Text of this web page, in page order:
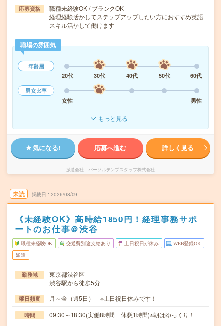
応募資格
職種未経験OK / ブランクOK
経理経験活かしてステップアップしたい方におすすめ英語
スキル活かして働けます
職場の雰囲気
年齢層
20代
30代 40代 50代
60代
男女比率
女性
男性
もっと見る
気になる! 応募へ進む 詳しく見る
派遣会社 パーソルテンプスタッフ株式会社
未読 掲載日 2026/08/09
《未経験OK》高時給1850円！経理事務サポ
ートのお仕事＠渋谷
職種未経験OK 交通費別途支給あり 土日祝日が休み WEB登録OK
派遣
勤務地
東京都渋谷区
渋谷駅から徒歩5分
曜日頻度 月～金（週5日） ※土日祝日休みです！
時間 09:30～18:30(実働8時間 休憩1時間)※朝はゆっくり！